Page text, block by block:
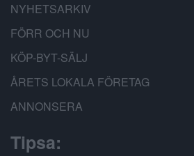
NYHETSARKIV
FÖRR OCH NU
KÖP-BYT-SÄLJ
ÅRETS LOKALA FÖRETAG
ANNONSERA
Tipsa: